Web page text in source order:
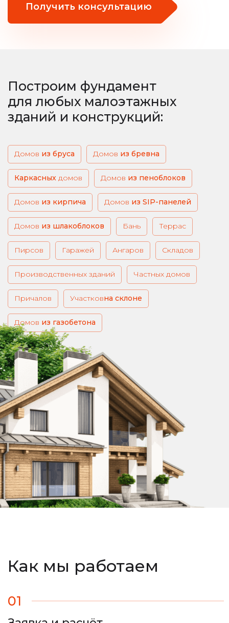
Получить консультацию
Построим фундамент
для любых малоэтажных
зданий и конструкций:
Домов из бруса из бревна
Каркасных домов из пеноблоков
из кирпича из SIP-панелей
из шлакоблоков Бань Террас
Пирсов Гаражей Ангаров Складов
Производственных зданий Частных домов
Причалов Участковна склоне
из газобетона
Как мы работаем
01